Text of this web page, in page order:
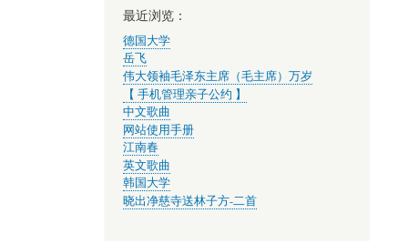
最近浏览：
德国大学
岳飞
伟大领袖毛泽东主席（毛主席）万岁
【 手机管理亲子公约 】
中文歌曲
网站使用手册
江南春
英文歌曲
韩国大学
晓出净慈寺送林子方-二首